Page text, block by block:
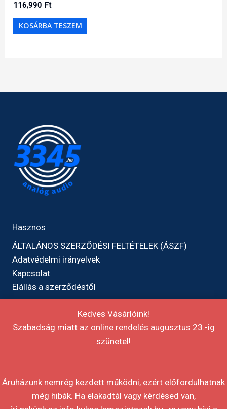
Kedves Vásárlóink!
Szabadság miatt az online rendelés augusztus 23.-ig
szünetel!
Áruházunk nemrég kezdett működni, ezért előfordulhatnak
még hibák. Ha elakadtál vagy kérdésed van,
116,990 Ft
KOSÁRBA TESZEM
Hasznos
ÁLTALÁNOS SZERZŐDÉSI FELTÉTELEK (ÁSZF)
Adatvédelmi irányelvek
Kapcsolat
Elállás a szerződéstől
Weboldal:Blackerie